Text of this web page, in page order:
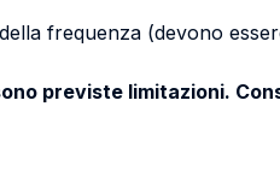
frequenza (devono
previste limitazioni.